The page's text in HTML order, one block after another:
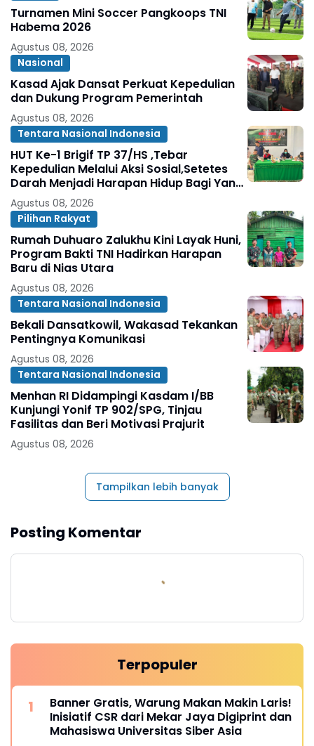
Turnamen Mini Soccer Pangkoops TNI
Habema 2026
Agustus 08, 2026
Nasional
Kasad Ajak Dansat Perkuat Kepedulian
dan Dukung Program Pemerintah
Agustus 08, 2026
Tentara Nasional Indonesia
HUT Ke-1 Brigif TP 37/HS ,Tebar
Kepedulian Melalui Aksi Sosial,Setetes
Darah Menjadi Harapan Hidup Bagi Yang
Membutuhkan
Agustus 08, 2026
Pilihan Rakyat
Rumah Duhuaro Zalukhu Kini Layak Huni,
Program Bakti TNI Hadirkan Harapan
Baru di Nias Utara
Agustus 08, 2026
Tentara Nasional Indonesia
Bekali Dansatkowil, Wakasad Tekankan
Pentingnya Komunikasi
Agustus 08, 2026
Tentara Nasional Indonesia
Menhan RI Didampingi Kasdam I/BB
Kunjungi Yonif TP 902/SPG, Tinjau
Fasilitas dan Beri Motivasi Prajurit
Agustus 08, 2026
Tampilkan lebih banyak
Posting Komentar
Terpopuler
Banner Gratis, Warung Makan Makin Laris!
Inisiatif CSR dari Mekar Jaya Digiprint dan
Mahasiswa Universitas Siber Asia